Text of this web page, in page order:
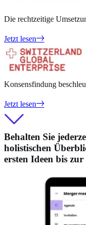
Die rechtzeitige
Jetzt lesen
Konsensfindung
Jetzt lesen
Behalten Sie
holistischen
ersten Ideen bis